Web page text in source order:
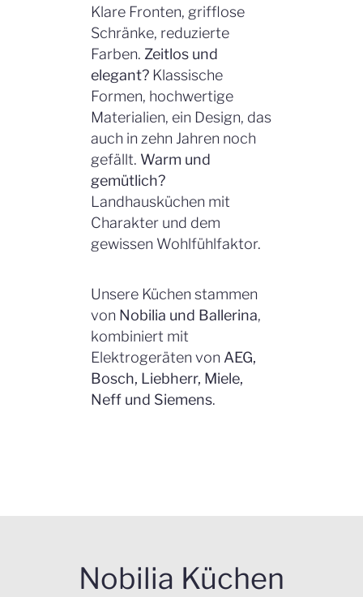
Klare Fronten, grifflose
Schränke, reduzierte
Farben. Zeitlos und
elegant? Klassische
Formen, hochwertige
Materialien, ein Design, das
auch in zehn Jahren noch
gefällt. Warm und
gemütlich?
Landhausküchen mit
Charakter und dem
gewissen Wohlfühlfaktor.
Unsere Küchen stammen
von Nobilia und Ballerina,
kombiniert mit
Elektrogeräten von AEG,
Bosch, Liebherr, Miele,
Neff und Siemens.
Nobilia Küchen